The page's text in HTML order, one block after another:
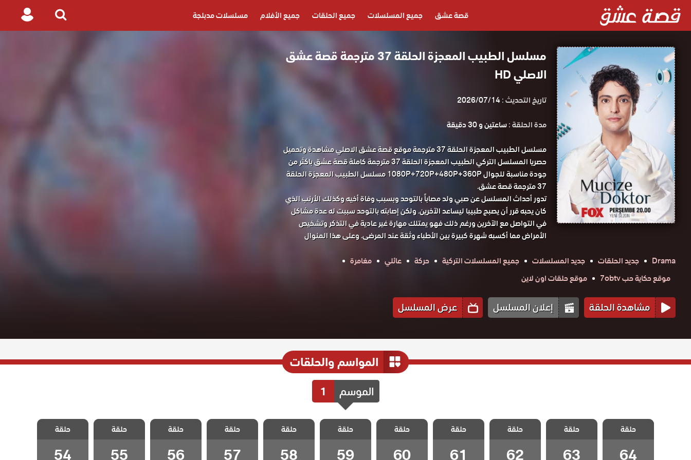
قصة عشق جميع المسلسلات جميع الحلقات جميع الأفلام مسلسلات مدبلجة
Search
Login
مسلسل الطبيب المعجزة الحلقة 37 مترجمة قصة عشق
الاصلي HD
تاريخ التحديث :2026/07/14
مدة الحلقة :ساعتين و 30 دقيقة
مسلسل الطبيب المعجزة الحلقة 37 مترجمة موقع قصة عشق الاصلي مشاهدة وتحميل
حصريا المسلسل التركي الطبيب المعجزة الحلقة 37 مترجمة كاملة قصة عشق باكثر من
جودة مناسبة للجوال 1080P+720P+480P+360P مسلسل الطبيب المعجزة الحلقة
37 مترجمة قصة عشق.
تدور أحداث المسلسل عن صبي ولد مصاباً بالتوحد وبسبب وفاة أخيه وكذلك الأرنب الذي
كان يحبه قرر أن يصبح طبيبا ليساعد الآخرين. ولكن إصابته بالتوحد سببت له عدة مشاكل
في التواصل مع الآخرين ورغم ذلك فهو يمتلك مهارة غير عادية في التذكر وتشخيص
الأمراض مما أكسبه شهرة كبيرة بين الأطباء وثقة عند المرضى. وعلى هذا المنوال
Drama
جديد الحلقات جديد المسلسلات جميع المسلسلات التركية حركة عائلي
مغامرة
موقع حكاية حب 7obtv
موقع حلقات اون لاين
مشاهدة الحلقة إعلان المسلسل عرض المسلسل
المواسم والحلقات
الموسم 1
مسلسل الطبيب
المعجزة الحلقة
64 – Final
حلقة
64
مسلسل الطبيب
المعجزة الحلقة
63
حلقة
63
مسلسل الطبيب
المعجزة الحلقة
62
حلقة
62
مسلسل الطبيب
المعجزة الحلقة
61
حلقة
61
مسلسل الطبيب
المعجزة الحلقة
60
حلقة
60
مسلسل الطبيب
المعجزة الحلقة
59
حلقة
59
مسلسل الطبيب
المعجزة الحلقة
58
حلقة
58
مسلسل الطبيب
المعجزة الحلقة
57
حلقة
57
مسلسل الطبيب
المعجزة الحلقة
56
حلقة
56
مسلسل الطبيب
المعجزة الحلقة
55
حلقة
55
مسلسل الطبيب
المعجزة الحلقة
54
حلقة
54